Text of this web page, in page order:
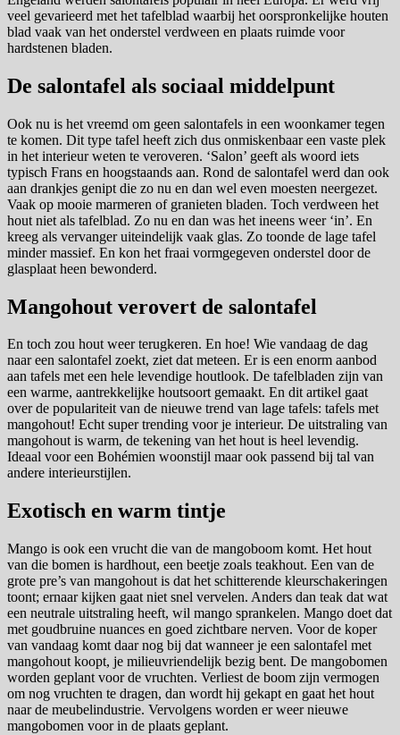
veel gevarieerd met het tafelblad waarbij het oorspronkelijke houten
blad vaak van het onderstel verdween en plaats ruimde voor
hardstenen bladen.
De salontafel als sociaal middelpunt
Ook nu is het vreemd om geen salontafels in een woonkamer tegen
te komen. Dit type tafel heeft zich dus onmiskenbaar een vaste plek
in het interieur weten te veroveren. ‘Salon’ geeft als woord iets
typisch Frans en hoogstaands aan. Rond de salontafel werd dan ook
aan drankjes genipt die zo nu en dan wel even moesten neergezet.
Vaak op mooie marmeren of granieten bladen. Toch verdween het
hout niet als tafelblad. Zo nu en dan was het ineens weer ‘in’. En
kreeg als vervanger uiteindelijk vaak glas. Zo toonde de lage tafel
minder massief. En kon het fraai vormgegeven onderstel door de
glasplaat heen bewonderd.
Mangohout verovert de salontafel
En toch zou hout weer terugkeren. En hoe! Wie vandaag de dag
naar een salontafel zoekt, ziet dat meteen. Er is een enorm aanbod
aan tafels met een hele levendige houtlook. De tafelbladen zijn van
een warme, aantrekkelijke houtsoort gemaakt. En dit artikel gaat
over de populariteit van de nieuwe trend van lage tafels: tafels met
mangohout! Echt super trending voor je interieur. De uitstraling van
mangohout is warm, de tekening van het hout is heel levendig.
Ideaal voor een Bohémien woonstijl maar ook passend bij tal van
andere interieurstijlen.
Exotisch en warm tintje
Mango is ook een vrucht die van de mangoboom komt. Het hout
van die bomen is hardhout, een beetje zoals teakhout. Een van de
grote pre’s van mangohout is dat het schitterende kleurschakeringen
toont; ernaar kijken gaat niet snel vervelen. Anders dan teak dat wat
een neutrale uitstraling heeft, wil mango sprankelen. Mango doet dat
met goudbruine nuances en goed zichtbare nerven. Voor de koper
van vandaag komt daar nog bij dat wanneer je een salontafel met
mangohout koopt, je milieuvriendelijk bezig bent. De mangobomen
worden geplant voor de vruchten. Verliest de boom zijn vermogen
om nog vruchten te dragen, dan wordt hij gekapt en gaat het hout
naar de meubelindustrie. Vervolgens worden er weer nieuwe
mangobomen voor in de plaats geplant.